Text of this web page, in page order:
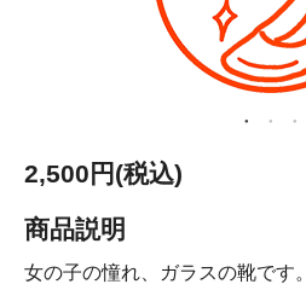
2,500円(税込)
商品説明
女の子の憧れ、ガラスの靴です。